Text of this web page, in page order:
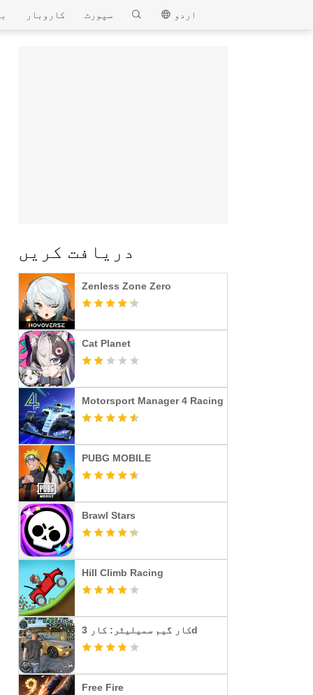
MEmu
اردو سپورٹ کاروبار
دریافت کریں
Zenless Zone Zero
Cat Planet
Motorsport Manager 4 Racing
PUBG MOBILE
Brawl Stars
Hill Climb Racing
کار گیم سمیلیٹر: کار 3d
Free Fire